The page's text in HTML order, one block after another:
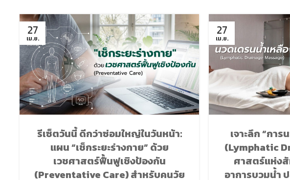
27
เม.ย.
รีเซ็ตวันนี้ ดีกว่าซ่อมใหญ่ในวันหน้า:
แผน “เช็กระยะร่างกาย” ด้วย
เวชศาสตร์ฟื้นฟูเชิงป้องกัน
(Preventative Care) สำหรับคนวัย
27
เม.ย.
เจาะลึก “กา
(Lymphatic
ศาสตร์แห่ง
อาการบวมน้ำ